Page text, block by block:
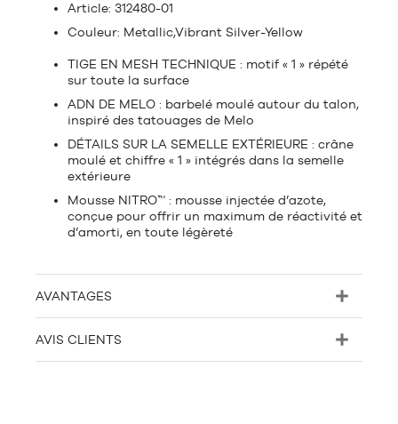
Article: 312480-01
Couleur: Metallic,Vibrant Silver-Yellow
TIGE EN MESH TECHNIQUE : motif « 1 » répété
sur toute la surface
ADN DE MELO : barbelé moulé autour du talon,
inspiré des tatouages de Melo
DÉTAILS SUR LA SEMELLE EXTÉRIEURE : crâne
moulé et chiffre « 1 » intégrés dans la semelle
extérieure
Mousse NITRO™ : mousse injectée d’azote,
conçue pour offrir un maximum de réactivité et
d’amorti, en toute légèreté
AVANTAGES
AVIS CLIENTS